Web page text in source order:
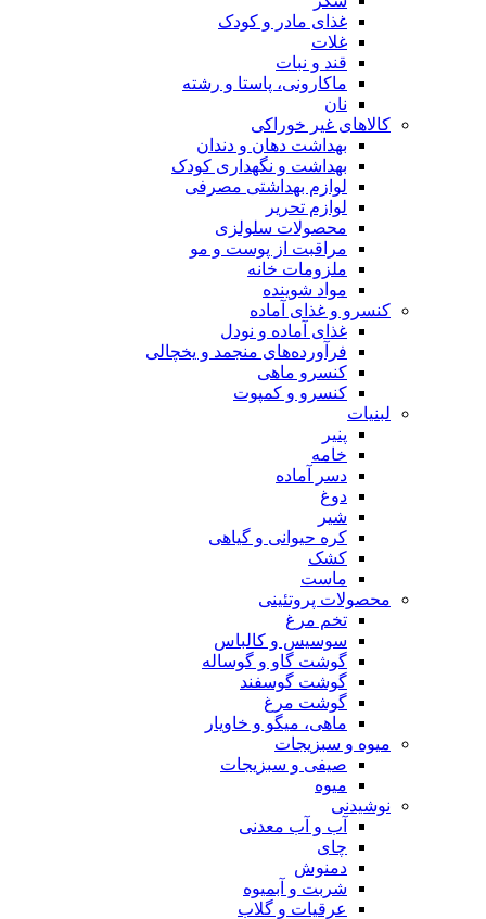
غذای مادر و کودک
غلات
قند و نبات
ماکارونی، پاستا و رشته
نان
کالاهای غیر خوراکی
بهداشت دهان و دندان
بهداشت و نگهداری کودک
لوازم بهداشتی مصرفی
لوازم تحریر
محصولات سلولزی
مراقبت از پوست و مو
ملزومات خانه
مواد شوینده
کنسرو و غذای آماده
غذای آماده و نودل
فرآورده‌های منجمد و یخچالی
کنسرو ماهی
کنسرو و کمپوت
لبنیات
پنیر
خامه
دسر آماده
دوغ
شیر
کره حیوانی و گیاهی
کشک
ماست
محصولات پروتئینی
تخم مرغ
سوسیس و کالباس
گوشت گاو و گوساله
گوشت گوسفند
گوشت مرغ
ماهی، میگو و خاویار
میوه و سبزیجات
صیفی و سبزیجات
میوه
نوشیدنی
آب و آب معدنی
چای
دمنوش
شربت و آبمیوه
عرقیات و گلاب